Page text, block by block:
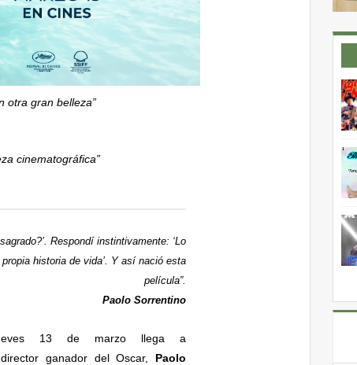
otra gran belleza”
cinematográfica”
Respondí instintivamente: ‘Lo
historia de vida’. Y así nació esta
película”.
Paolo Sorrentino
13 de marzo llega a
ganador del Oscar, Paolo